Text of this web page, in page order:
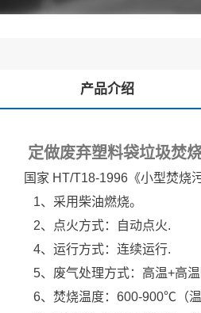
产品介绍
定做废弃塑料袋垃圾焚
国家 HT/T18-1996《小型焚烧
1、采用柴油燃烧。
2、点火方式：自动点火.
4、运行方式：连续运行.
5、废气处理方式：高温+高
6、焚烧温度：600-900℃（温